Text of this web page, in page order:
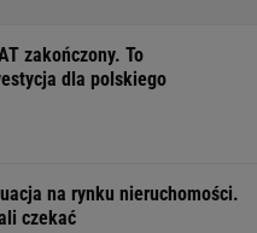
zakończony. To
dla polskiego
na rynku nieruchomości.
czekać